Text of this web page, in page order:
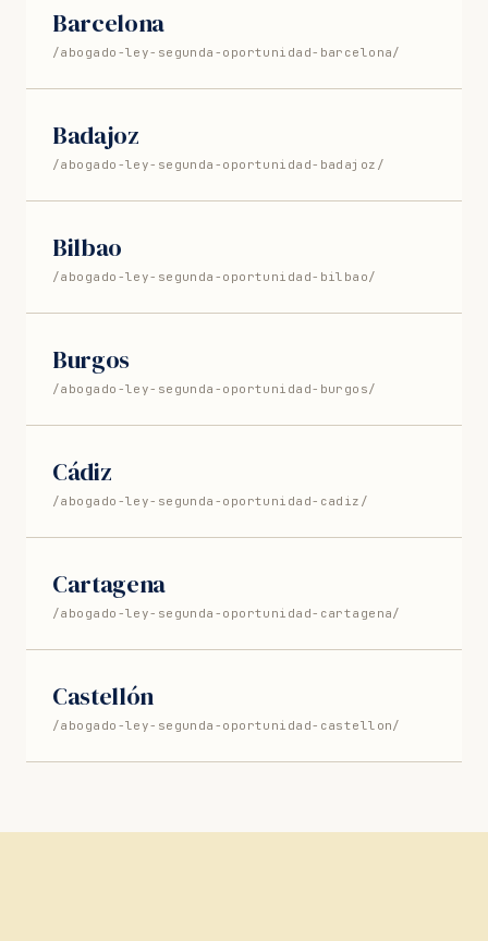
Barcelona
/abogado-ley-segunda-oportunidad-barcelona/
Badajoz
/abogado-ley-segunda-oportunidad-badajoz/
Bilbao
/abogado-ley-segunda-oportunidad-bilbao/
Burgos
/abogado-ley-segunda-oportunidad-burgos/
Cádiz
/abogado-ley-segunda-oportunidad-cadiz/
Cartagena
/abogado-ley-segunda-oportunidad-cartagena/
Castellón
/abogado-ley-segunda-oportunidad-castellon/